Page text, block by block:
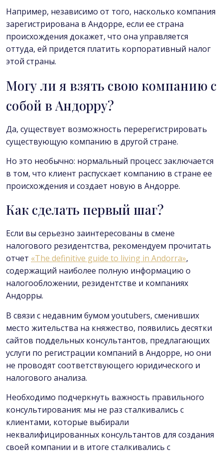
Например, независимо от того, насколько компания
зарегистрирована в Андорре, если ее страна
происхождения докажет, что она управляется
оттуда, ей придется платить корпоративный налог
этой страны.
Могу ли я взять свою компанию с
собой в Андорру?
Да, существует возможность перерегистрировать
существующую компанию в другой стране.
Но это необычно: нормальный процесс заключается
в том, что клиент распускает компанию в стране ее
происхождения и создает новую в Андорре.
Как сделать первый шаг?
Если вы серьезно заинтересованы в смене
налогового резидентства, рекомендуем прочитать
отчет «The definitive guide to living in Andorra»,
содержащий наиболее полную информацию о
налогообложении, резидентстве и компаниях
Андорры.
В связи с недавним бумом youtubers, сменивших
место жительства на княжество, появились десятки
сайтов поддельных консультантов, предлагающих
услуги по регистрации компаний в Андорре, но они
не проводят соответствующего юридического и
налогового анализа.
Необходимо подчеркнуть важность правильного
консультирования: мы не раз сталкивались с
клиентами, которые выбирали
неквалифицированных консультантов для создания
своей компании и в итоге сталкивались с